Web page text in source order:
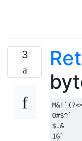
3
O#$^`
$.&